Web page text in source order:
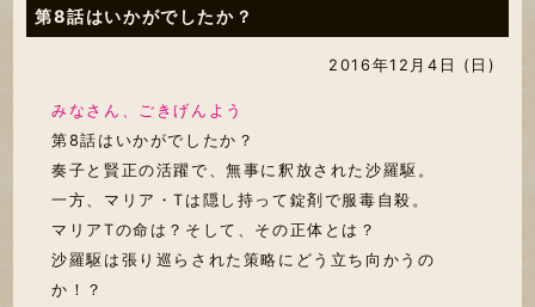
第8話はいかがでしたか？
2016年12月4日 (日)
みなさん、ごきげんよう
第8話はいかがでしたか？
奏子と賢正の活躍で、無事に釈放された沙羅駆。
一方、マリア・Tは隠し持って錠剤で服毒自殺。
マリアTの命は？そして、その正体とは？
沙羅駆は張り巡らされた策略にどう立ち向かうの
か！？